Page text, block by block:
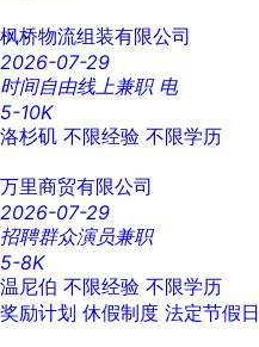
枫桥物流组装有限公司
2026-07-29
时间自由线上兼职 电
5-10K
洛杉矶 不限经验 不限学历
万里商贸有限公司
2026-07-29
招聘群众演员兼职
5-8K
温尼伯 不限经验 不限学历
奖励计划 休假制度 法定节假日